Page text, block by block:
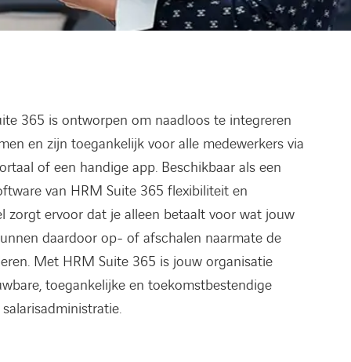
365 is ontworpen om naadloos te integreren
en zijn toegankelijk voor alle medewerkers via
of een handige app. Beschikbaar als een
van HRM Suite 365 flexibiliteit en
zorgt ervoor dat je alleen betaalt voor wat jouw
daardoor op- of afschalen naarmate de
Met HRM Suite 365 is jouw organisatie
toegankelijke en toekomstbestendige